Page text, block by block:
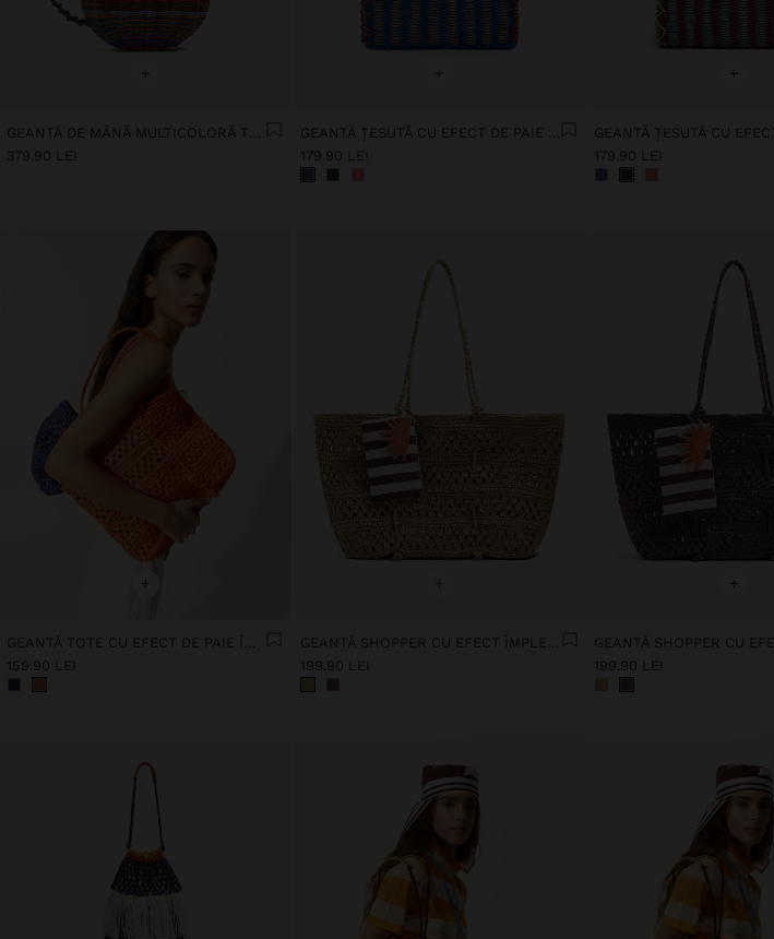
+
GEANTĂ DE MÂNĂ MULTICOLORĂ TIP VAZĂ
379.90 LEI
+
GEANTĂ ȚESUTĂ CU EFECT DE PAIE DE HÂRTIE
179.90 LEI
+
179.90 LEI
+
GEANTĂ TOTE CU EFECT DE PAIE ÎMPLETITĂ
159.90 LEI
+
GEANTĂ SHOPPER CU EFECT ÎMPLETIT DE PAIE
199.90 LEI
+
199.90 LEI